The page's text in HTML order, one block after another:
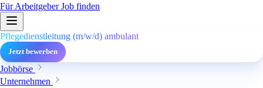
Für ArbeitgeberJob finden
Pflegedienstleitung (m/w/d) ambulant
Jetzt bewerben
Jobbörse
Unternehmen